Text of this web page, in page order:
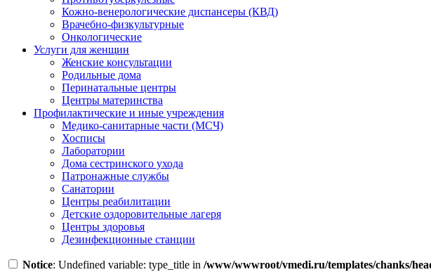
Кожно-венерологические диспансеры (КВД)
Врачебно-физкультурные
Онкологические
Услуги для женщин
Женские консультации
Родильные дома
Перинатальные центры
Центры материнства
Профилактические и иные учреждения
Медико-санитарные части (МСЧ)
Хосписы
Лаборатории
Дома сестринского ухода
Патронажные службы
Санатории
Центры реабилитации
Детские оздоровительные лагеря
Центры здоровья
Дезинфекционные станции
Notice: Undefined variable: type_title in /www/wwwroot/vmedi.ru/templates/chanks/